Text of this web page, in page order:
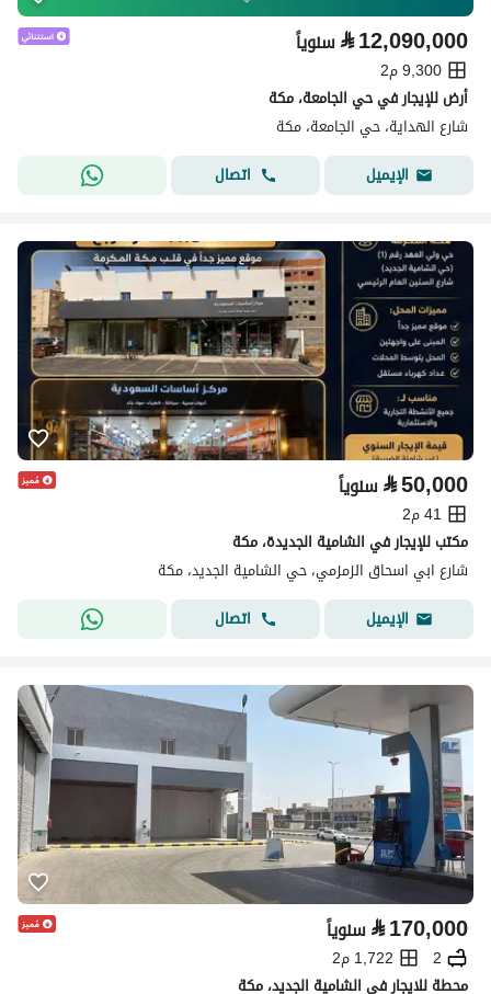
⃁12,090,000 سنوياً
9,300 م2
أرض للإيجار في حي الجامعة، مكة
شارع الهداية، حي الجامعة، مكة
الإيميل
اتصال
⃁50,000 سنوياً
41 م2
مكتب للإيجار في الشامية الجديدة، مكة
شارع ابي اسحاق الزمزمي، حي الشامية الجديد، مكة
الإيميل
اتصال
⃁170,000 سنوياً
2
1,722 م2
محطة للايجار في الشامية الجديد، مكة